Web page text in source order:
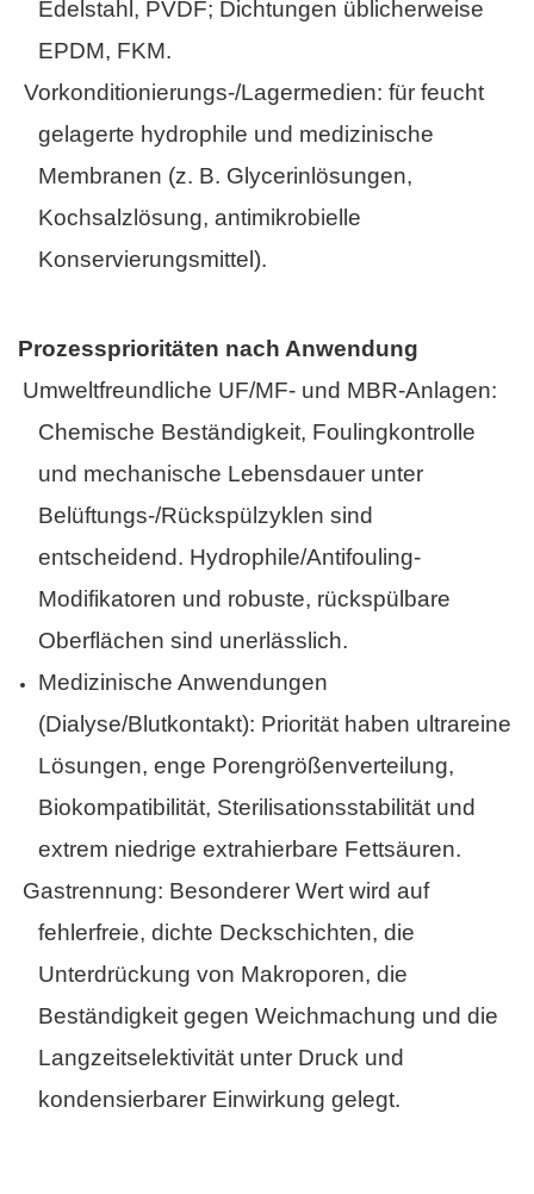
Edelstahl, PVDF; Dichtungen üblicherweise
EPDM, FKM.
• Vorkonditionierungs-/Lagermedien: für feucht
gelagerte hydrophile und medizinische
Membranen (z. B. Glycerinlösungen,
Kochsalzlösung, antimikrobielle
Konservierungsmittel).
Prozessprioritäten nach Anwendung
Umweltfreundliche UF/MF- und MBR-Anlagen:
Chemische Beständigkeit, Foulingkontrolle
und mechanische Lebensdauer unter
Belüftungs-/Rückspülzyklen sind
entscheidend. Hydrophile/Antifouling-
Modifikatoren und robuste, rückspülbare
Oberflächen sind unerlässlich.
Medizinische Anwendungen
(Dialyse/Blutkontakt): Priorität haben ultrareine
Lösungen, enge Porengrößenverteilung,
Biokompatibilität, Sterilisationsstabilität und
extrem niedrige extrahierbare Fettsäuren.
Gastrennung: Besonderer Wert wird auf
fehlerfreie, dichte Deckschichten, die
Unterdrückung von Makroporen, die
Beständigkeit gegen Weichmachung und die
Langzeitselektivität unter Druck und
kondensierbarer Einwirkung gelegt.